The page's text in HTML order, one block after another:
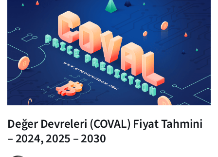
Değer Devreleri (COVAL) Fiyat Tahmini
– 2024, 2025 – 2030